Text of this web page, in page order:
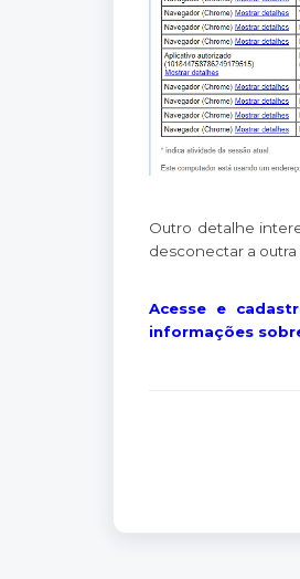
Outro detalhe
desconectar a outra
Acesse e
informações